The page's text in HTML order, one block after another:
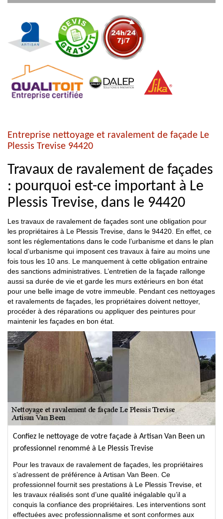
Entreprise nettoyage et ravalement de façade Le
Plessis Trevise 94420
Travaux de ravalement de façades
: pourquoi est-ce important à Le
Plessis Trevise, dans le 94420
Les travaux de ravalement de façades sont une obligation pour
les propriétaires à Le Plessis Trevise, dans le 94420. En effet, ce
sont les réglementations dans le code l’urbanisme et dans le plan
local d’urbanisme qui imposent ces travaux à faire au moins une
fois tous les 10 ans. Le manquement à cette obligation entraine
des sanctions administratives. L’entretien de la façade rallonge
aussi sa durée de vie et garde les murs extérieurs en bon état
pour une belle image de votre immeuble. Pendant ces nettoyages
et ravalements de façades, les propriétaires doivent nettoyer,
procéder à des réparations ou appliquer des peintures pour
maintenir les façades en bon état.
Confiez le nettoyage de votre façade à Artisan Van Been un
professionnel renommé à Le Plessis Trevise
Pour les travaux de ravalement de façades, les propriétaires
s’adressent de préférence à Artisan Van Been. Ce
professionnel fournit ses prestations à Le Plessis Trevise, et
les travaux réalisés sont d’une qualité inégalable qu’il a
conquis la confiance des propriétaires. Les interventions sont
effectuées avec professionnalisme et sont conformes aux